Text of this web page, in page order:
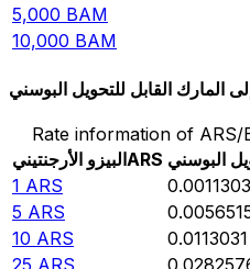
5,000 BAM
10,000 BAM
المارك القابل للتحويل البوسني
Rate information of
البيزو الأرجنتينيARS البوسني
1 ARS
5 ARS
10 ARS 0.0113031